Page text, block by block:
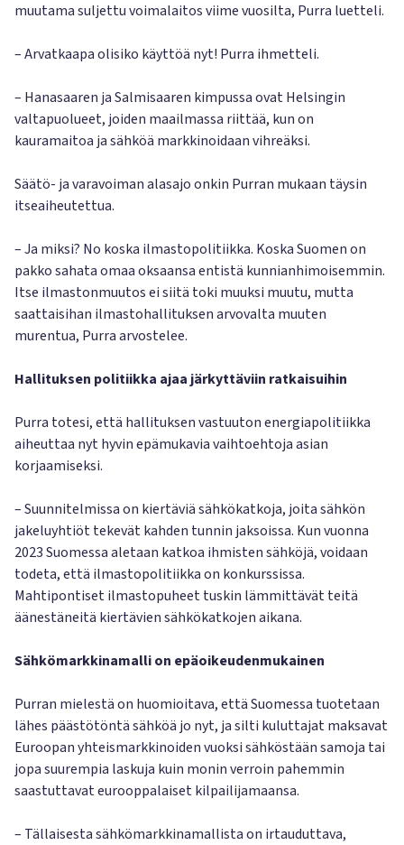
muutama suljettu voimalaitos viime vuosilta, Purra luetteli.
– Arvatkaapa olisiko käyttöä nyt! Purra ihmetteli.
– Hanasaaren ja Salmisaaren kimpussa ovat Helsingin
valtapuolueet, joiden maailmassa riittää, kun on
kauramaitoa ja sähköä markkinoidaan vihreäksi.
Säätö- ja varavoiman alasajo onkin Purran mukaan täysin
itseaiheutettua.
– Ja miksi? No koska ilmastopolitiikka. Koska Suomen on
pakko sahata omaa oksaansa entistä kunnianhimoisemmin.
Itse ilmastonmuutos ei siitä toki muuksi muutu, mutta
saattaisihan ilmastohallituksen arvovalta muuten
murentua, Purra arvostelee.
Hallituksen politiikka ajaa järkyttäviin ratkaisuihin
Purra totesi, että hallituksen vastuuton energiapolitiikka
aiheuttaa nyt hyvin epämukavia vaihtoehtoja asian
korjaamiseksi.
– Suunnitelmissa on kiertäviä sähkökatkoja, joita sähkön
jakeluyhtiöt tekevät kahden tunnin jaksoissa. Kun vuonna
2023 Suomessa aletaan katkoa ihmisten sähköjä, voidaan
todeta, että ilmastopolitiikka on konkurssissa.
Mahtipontiset ilmastopuheet tuskin lämmittävät teitä
äänestäneitä kiertävien sähkökatkojen aikana.
Sähkömarkkinamalli on epäoikeudenmukainen
Purran mielestä on huomioitava, että Suomessa tuotetaan
lähes päästötöntä sähköä jo nyt, ja silti kuluttajat maksavat
Euroopan yhteismarkkinoiden vuoksi sähköstään samoja tai
jopa suurempia laskuja kuin monin verroin pahemmin
saastuttavat eurooppalaiset kilpailijamaansa.
– Tällaisesta sähkömarkkinamallista on irtauduttava,